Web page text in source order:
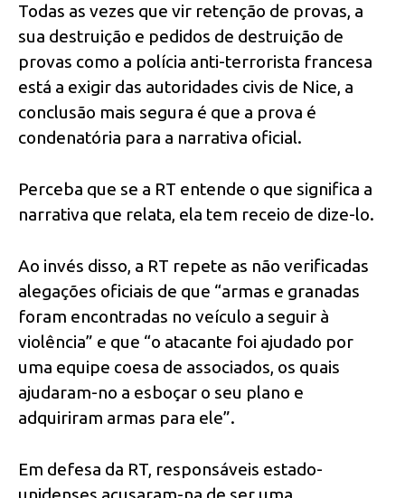
Todas as vezes que vir retenção de provas, a
sua destruição e pedidos de destruição de
provas como a polícia anti-terrorista francesa
está a exigir das autoridades civis de Nice, a
conclusão mais segura é que a prova é
condenatória para a narrativa oficial.
Perceba que se a RT entende o que significa a
narrativa que relata, ela tem receio de dize-lo.
Ao invés disso, a RT repete as não verificadas
alegações oficiais de que “armas e granadas
foram encontradas no veículo a seguir à
violência” e que “o atacante foi ajudado por
uma equipe coesa de associados, os quais
ajudaram-no a esboçar o seu plano e
adquiriram armas para ele”.
Em defesa da RT, responsáveis estado-
unidenses acusaram-na de ser uma